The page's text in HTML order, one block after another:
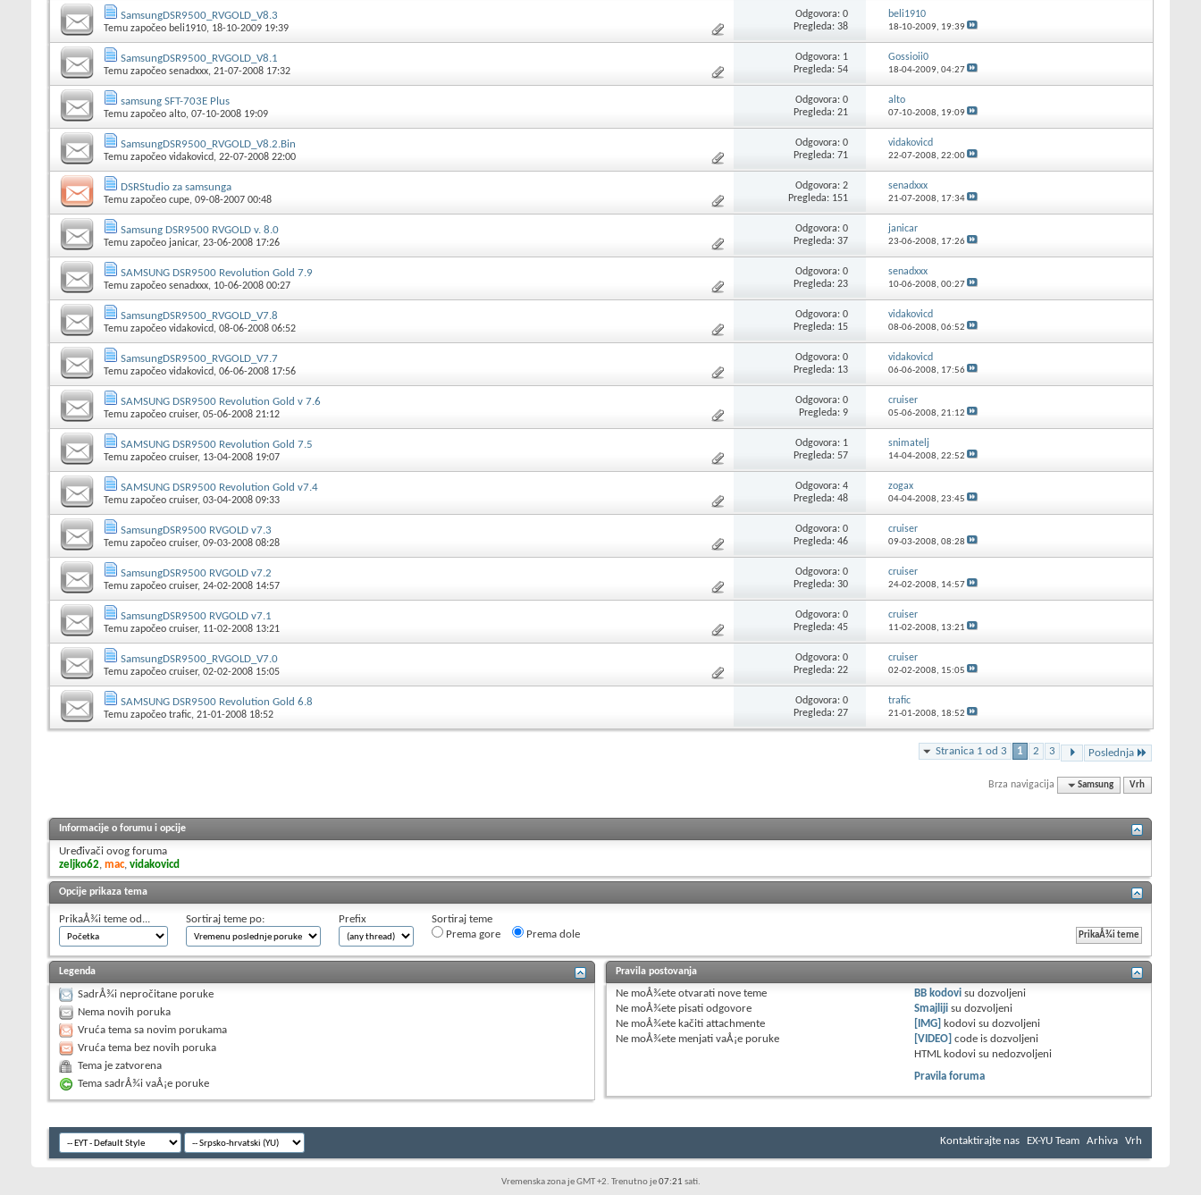
SamsungDSR9500_RVGOLD_V8.3
Temu započeo beli1910, 18-10-2009 19:39
Odgovora: 0
Pregleda: 38
beli1910
18-10-2009, 19:39
SamsungDSR9500_RVGOLD_V8.1
Temu započeo senadxxx, 21-07-2008 17:32
Odgovora: 1
Pregleda: 54
Gossioii0
18-04-2009, 04:27
samsung SFT-703E Plus
Temu započeo alto, 07-10-2008 19:09
Odgovora: 0
Pregleda: 21
alto
07-10-2008, 19:09
SamsungDSR9500_RVGOLD_V8.2.Bin
Temu započeo vidakovicd, 22-07-2008 22:00
Odgovora: 0
Pregleda: 71
vidakovicd
22-07-2008, 22:00
DSRStudio za samsunga
Temu započeo cupe, 09-08-2007 00:48
Odgovora: 2
Pregleda: 151
senadxxx
21-07-2008, 17:34
Samsung DSR9500 RVGOLD v. 8.0
Temu započeo janicar, 23-06-2008 17:26
Odgovora: 0
Pregleda: 37
janicar
23-06-2008, 17:26
SAMSUNG DSR9500 Revolution Gold 7.9
Temu započeo senadxxx, 10-06-2008 00:27
Odgovora: 0
Pregleda: 23
senadxxx
10-06-2008, 00:27
SamsungDSR9500_RVGOLD_V7.8
Temu započeo vidakovicd, 08-06-2008 06:52
Odgovora: 0
Pregleda: 15
vidakovicd
08-06-2008, 06:52
SamsungDSR9500_RVGOLD_V7.7
Temu započeo vidakovicd, 06-06-2008 17:56
Odgovora: 0
Pregleda: 13
vidakovicd
06-06-2008, 17:56
SAMSUNG DSR9500 Revolution Gold v 7.6
Temu započeo cruiser, 05-06-2008 21:12
Odgovora: 0
Pregleda: 9
cruiser
05-06-2008, 21:12
SAMSUNG DSR9500 Revolution Gold 7.5
Temu započeo cruiser, 13-04-2008 19:07
Odgovora: 1
Pregleda: 57
snimatelj
14-04-2008, 22:52
SAMSUNG DSR9500 Revolution Gold v7.4
Temu započeo cruiser, 03-04-2008 09:33
Odgovora: 4
Pregleda: 48
zogax
04-04-2008, 23:45
SamsungDSR9500 RVGOLD v7.3
Temu započeo cruiser, 09-03-2008 08:28
Odgovora: 0
Pregleda: 46
cruiser
09-03-2008, 08:28
SamsungDSR9500 RVGOLD v7.2
Temu započeo cruiser, 24-02-2008 14:57
Odgovora: 0
Pregleda: 30
cruiser
24-02-2008, 14:57
SamsungDSR9500 RVGOLD v7.1
Temu započeo cruiser, 11-02-2008 13:21
Odgovora: 0
Pregleda: 45
cruiser
11-02-2008, 13:21
SamsungDSR9500_RVGOLD_V7.0
Temu započeo cruiser, 02-02-2008 15:05
Odgovora: 0
Pregleda: 22
cruiser
02-02-2008, 15:05
SAMSUNG DSR9500 Revolution Gold 6.8
Temu započeo trafic, 21-01-2008 18:52
Odgovora: 0
Pregleda: 27
trafic
21-01-2008, 18:52
Stranica 1 od 3 1 2 3 Poslednja
Brza navigacija Samsung Vrh
Informacije o forumu i opcije
Uređivači ovog foruma
zeljko62, mac, vidakovicd
Opcije prikaza tema
PrikaÅ¾i teme od... Sortiraj teme po: Prefix
Sortiraj teme
Prema gore
Prema dole
Legenda
SadrÅ¾i nepročitane poruke
Nema novih poruka
Vruća tema sa novim porukama
Vruća tema bez novih poruka
Tema je zatvorena
Tema sadrÅ¾i vaÅ¡e poruke
Pravila postovanja
Ne moÅ¾ete otvarati nove teme
Ne moÅ¾ete pisati odgovore
Ne moÅ¾ete kačiti attachmente
Ne moÅ¾ete menjati vaÅ¡e poruke
BB kodovi sudozvoljeni
Smajliji sudozvoljeni
[IMG] kodovi sudozvoljeni
[VIDEO] code isdozvoljeni
HTML kodovi su nedozvoljeni
Pravila foruma
Kontaktirajte nas EX-YU Team Arhiva Vrh
Vremenska zona je GMT +2. Trenutno je07:21 sati.